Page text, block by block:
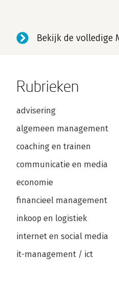
Bekijk de volledige
Rubrieken
advisering
algemeen management
coaching en trainen
communicatie en media
economie
financieel management
inkoop en logistiek
internet en social media
it-management / ict